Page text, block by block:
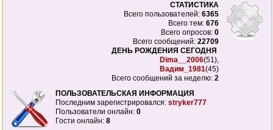
СТАТИСТИКА
Всего пользователей: 6365
Всего тем: 676
Всего опросов: 0
Всего сообщений: 22709
ДЕНЬ РОЖДЕНИЯ СЕГОДНЯ
Dima__2006(51),
Вадим_1981(45)
Всего сообщений за неделю: 2
ПОЛЬЗОВАТЕЛЬСКАЯ ИНФОРМАЦИЯ
Последним зарегистрировался: stryker777
Пользователи онлайн: 0
Гости онлайн: 8